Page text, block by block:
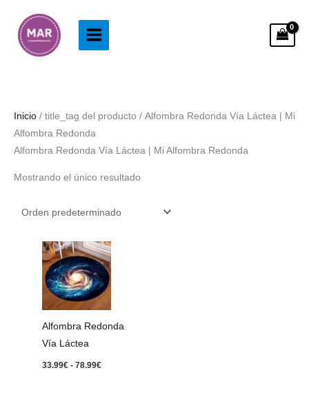
contenido
Inicio / title_tag del producto / Alfombra Redonda Vía Láctea | Mi
Alfombra Redonda
Alfombra Redonda Vía Láctea | Mi Alfombra Redonda
Mostrando el único resultado
Alfombra Redonda
Vía Láctea
33.99€ - 78.99€
Rango
de
precios:
desde
33.99€
hasta
78.99€